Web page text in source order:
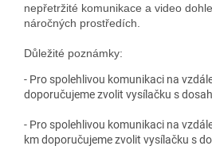
nepřetržité komunikace a video
náročných prostředích.
- Pro spolehlivou komunikaci na
doporučujeme zvolit vysílačku s
- Pro spolehlivou komunikaci na
km doporučujeme zvolit vysílačku s